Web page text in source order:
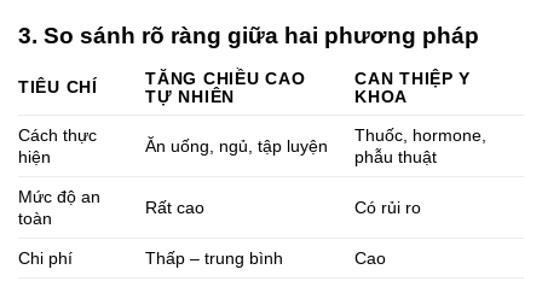
3. So sánh rõ ràng giữa hai phương pháp
TIÊU CHÍ
TĂNG CHIỀU CAO
TỰ NHIÊN
CAN THIỆP Y
KHOA
Cách thực
hiện
Ăn uống, ngủ, tập luyện
Thuốc, hormone,
phẫu thuật
Mức độ an
toàn
Rất cao Có rủi ro
Chi phí Thấp – trung bình Cao